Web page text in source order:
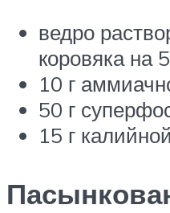
ведро
коровяка на
10 г
50 г
15 г